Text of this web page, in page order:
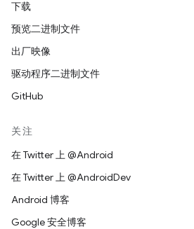
下载
预览二进制文件
出厂映像
驱动程序二进制文件
GitHub
关注
在 Twitter 上 @Android
在 Twitter 上 @AndroidDev
Android 博客
Google 安全博客